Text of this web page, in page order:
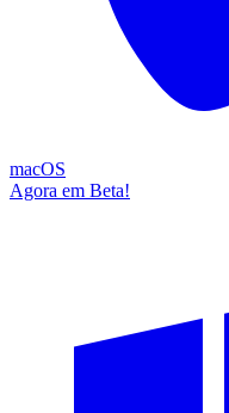
macOS
Agora em Beta!